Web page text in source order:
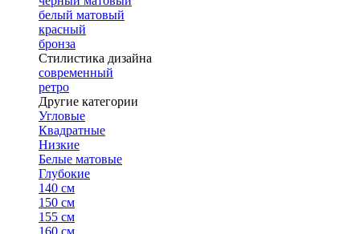
белый матовый
красный
бронза
Стилистика дизайна
современный
ретро
Другие категории
Угловые
Квадратные
Низкие
Белые матовые
Глубокие
140 см
150 см
155 см
160 см